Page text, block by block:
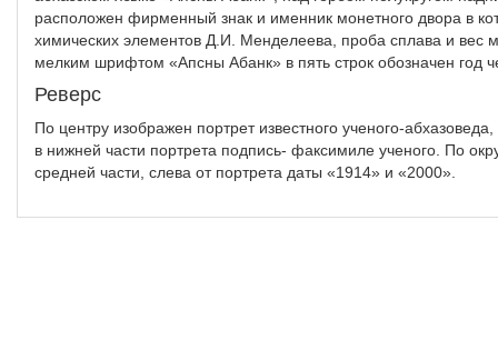
расположен фирменный знак и именник монетного двора в
химических элементов Д.И. Менделеева, проба сплава и
мелким шрифтом «Апсны Абанк» в пять строк обозначен год
Реверс
По центру изображен портрет известного ученого-
в нижней части портрета подпись- факсимиле ученого. По
средней части, слева от портрета даты «1914» и «2000».